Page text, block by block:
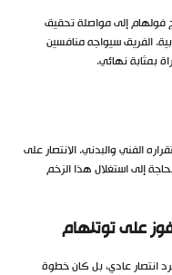
فولهام إلى مواصلة تحقيق
الفريق سيواجه منافسين
بمثابة نهائي.
الفني والبدني. الانتصار على
إلى استغلال هذا الزخم
على توتنهام
بنتيجة 2-0 لم يكن مجرد انتصار عادي، بل كان خطوة